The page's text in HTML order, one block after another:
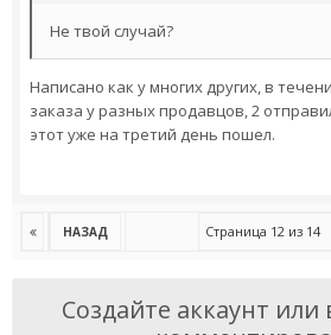
Не твой случай?
Написано как у многих других, в
заказа у разных продавцов, 2
этот уже на третий день пошел.
НАЗАД Страница 12 из 14
Создайте аккаунт или